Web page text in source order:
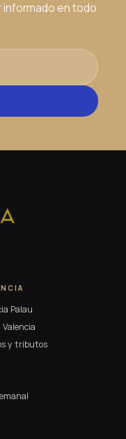
en todo
Palau
Valencia
y tributos